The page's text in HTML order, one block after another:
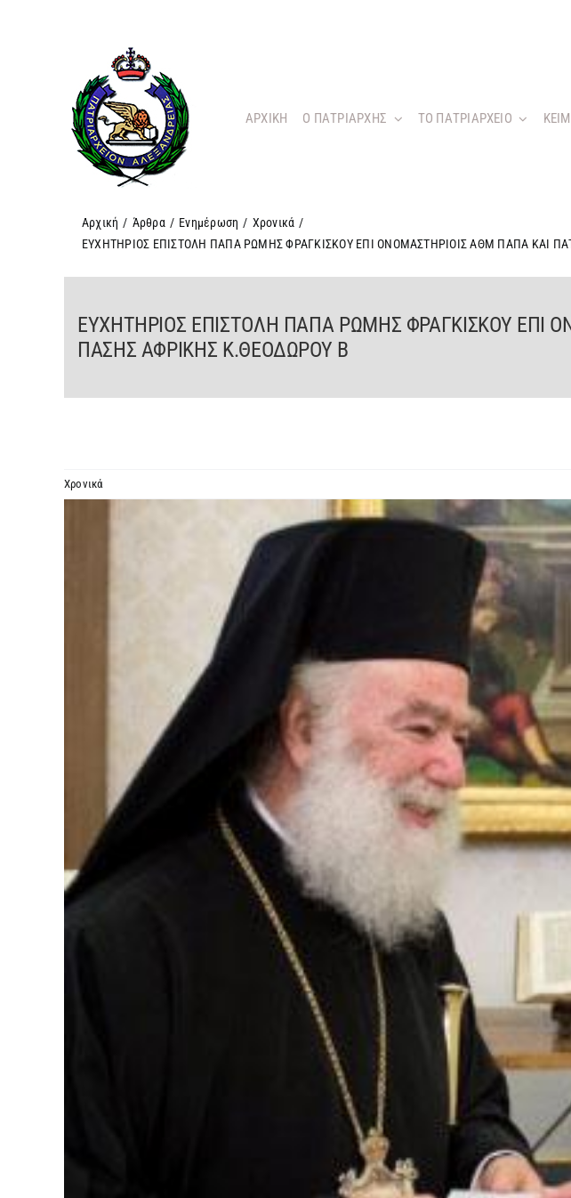
ΑΡΧΙΚΗ O ΠΑΤΡΙΑΡΧΗΣ ΤΟ ΠΑΤΡΙΑΡΧΕΙΟ
Αρχική / Άρθρα / Ενημέρωση / Χρονικά /
ΕΥΧΗΤΗΡΙΟΣ ΕΠΙΣΤΟΛΗ ΠΑΠΑ ΡΩΜΗΣ ΦΡΑΓΚΙΣΚΟΥ ΕΠΙ ΟΝΟΜΑΣΤΗΡΙΟΙΣ ΑΘΜ ΠΑΠΑ ΚΑΙ
ΕΥΧΗΤΗΡΙΟΣ ΕΠΙΣΤΟΛΗ ΠΑΠΑ ΡΩΜΗΣ ΦΡΑΓΚΙΣΚΟΥ ΕΠΙ
ΠΑΣΗΣ ΑΦΡΙΚΗΣ Κ.ΘΕΟΔΩΡΟΥ Β
Χρονικά